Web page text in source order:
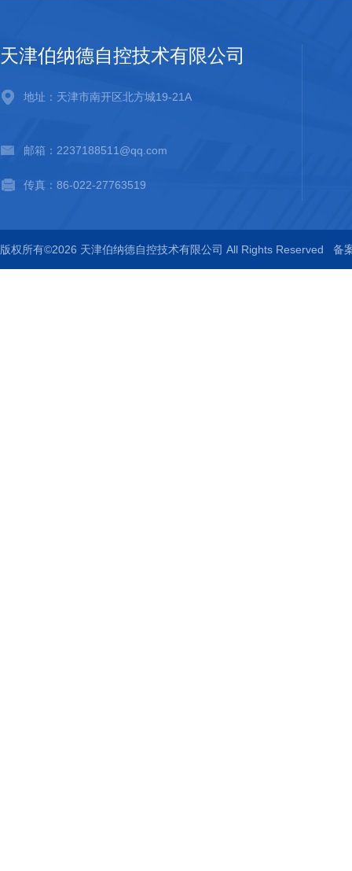
天津伯纳德自控技术有限公司
地址：天津市南开区北方城19-21A
邮箱：2237188511@qq.com
传真：86-022-27763519
版权所有©2026 天津伯纳德自控技术有限公司 All Rights Reserved 备